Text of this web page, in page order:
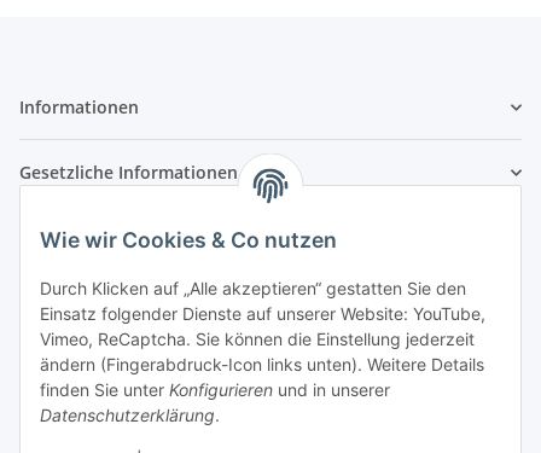
Wie wir Cookies & Co nutzen
Durch Klicken auf „Alle akzeptieren“ gestatten Sie den
Einsatz folgender Dienste auf unserer Website: YouTube,
Vimeo, ReCaptcha. Sie können die Einstellung jederzeit
ändern (Fingerabdruck-Icon links unten). Weitere Details
finden Sie unter Konfigurieren und in unserer
Datenschutzerklärung.
Informationen
Gesetzliche Informationen
Zahlungsarten
Versandarten